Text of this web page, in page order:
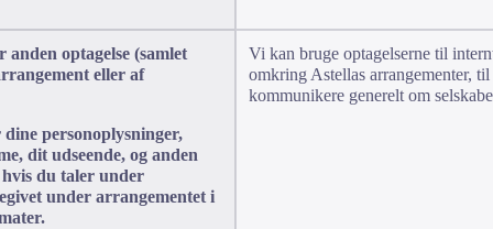
optagelse (samlet
eller af
personoplysninger,
dit udseende, og anden
du taler under
under arrangementet i
Vi kan bruge optagelserne til
omkring Astellas arrangementer,
kommunikere generelt om